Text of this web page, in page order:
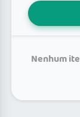
Nenhum